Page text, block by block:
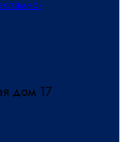
дом 17